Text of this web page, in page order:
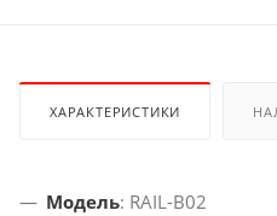
ХАРАКТЕРИСТИКИ
Модель: RAIL-B02